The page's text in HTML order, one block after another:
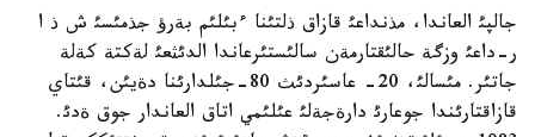
جالپئ العاندا، مذنداعئ قازاق ذلتئنا ءبئلئم بةرؤ جذمئسئ ش ذ ا
ر-داعئ وزگة حالئقتارمةن سالئستئرعاندا الدئثعئ لةكتة كةلة
جاتئر. مئسالئ، 20- عاسئردئث 80-جئلدارئنا دةيئن، قئتاي
قازاقتارئندا جوعارئ دارةجةلئ عئلئمي اتاق العاندار جوق ةدئ.